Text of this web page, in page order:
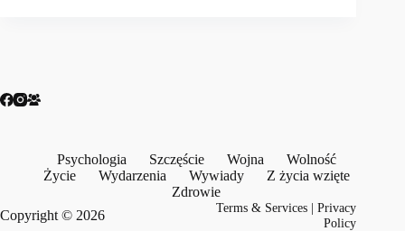
Psychologia Szczęście Wojna
Wolność
Życie
Wydarzenia Wywiady
Z życia wzięte
Zdrowie
Copyright © 2026
Terms & Services |Privacy
Policy